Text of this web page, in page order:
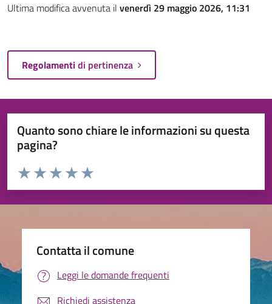
Ultima modifica avvenuta il venerdì 29 maggio 2026, 11:31
Regolamentidi pertinenza
Quanto sono chiare le informazioni su questa
pagina?
Valuta da 1 a 5 stelle la pagina
Valuta 5 stelle su 5
Valuta 4 stelle su 5
Valuta 3 stelle su 5
Valuta 2 stelle su 5
Valuta 1 stelle su 5
Contatta il comune
Leggi le domande frequenti
Richiedi assistenza